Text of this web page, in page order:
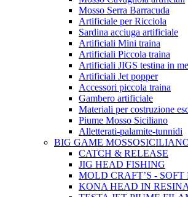
Mosso Serra Barracuda
Artificiale per Ricciola
Sardina acciuga artificiale
Artificiali Mini traina
Artificiali Piccola traina
Artificiali JIGS testina in
Artificiali Jet popper
Accessori piccola traina
Gambero artificiale
Materiali per costruzione
Piume Mosso Siciliano
Alletterati-palamite-tunnidi
BIG GAME
CATCH & RELEASE
JIG HEAD FISHING
MOLD CRAFT’S - SOFT
KONA HEAD IN